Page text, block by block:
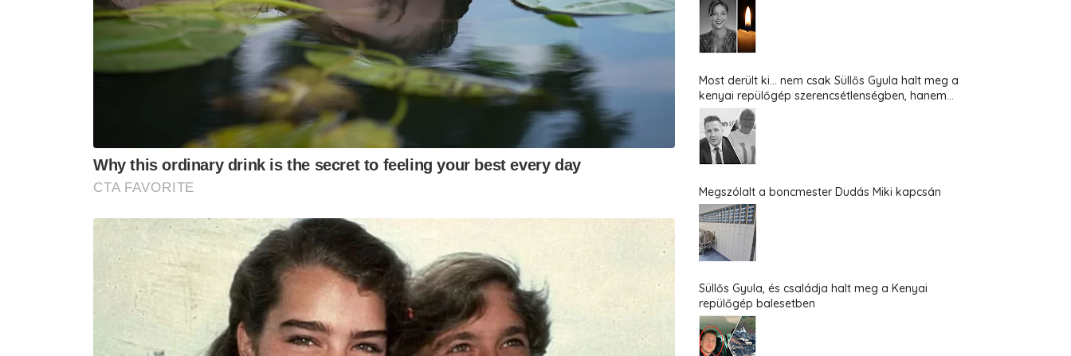
Most derült ki... nem csak Süllős Gyula halt meg a
kenyai repülőgép szerencsétlenségben, hanem...
Megszólalt a boncmester Dudás Miki kapcsán
Süllős Gyula, és családja halt meg a Kenyai
repülőgép balesetben